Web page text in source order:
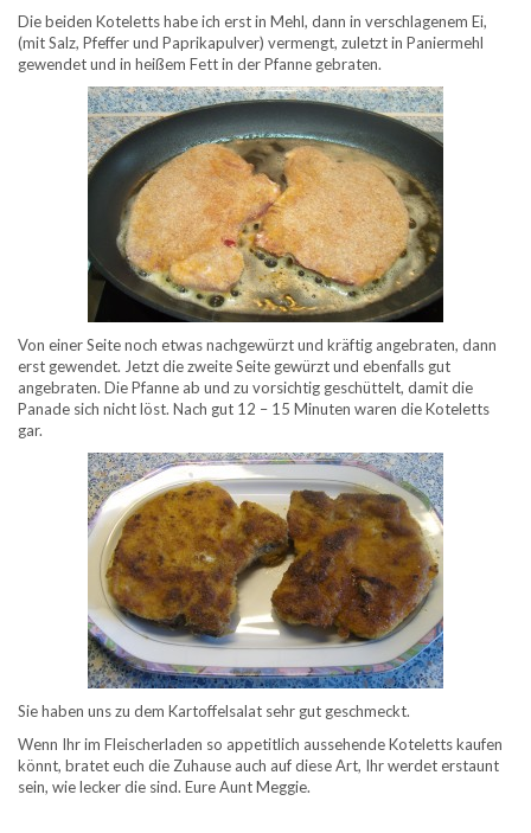
Die beiden Koteletts habe ich erst in Mehl, dann in verschlagenem Ei,
(mit Salz, Pfeffer und Paprikapulver) vermengt, zuletzt in Paniermehl
gewendet und in heißem Fett in der Pfanne gebraten.
Von einer Seite noch etwas nachgewürzt und kräftig angebraten, dann
erst gewendet. Jetzt die zweite Seite gewürzt und ebenfalls gut
angebraten. Die Pfanne ab und zu vorsichtig geschüttelt, damit die
Panade sich nicht löst. Nach gut 12 – 15 Minuten waren die Koteletts
gar.
Sie haben uns zu dem Kartoffelsalat sehr gut geschmeckt.
Wenn Ihr im Fleischerladen so appetitlich aussehende Koteletts kaufen
könnt, bratet euch die Zuhause auch auf diese Art, Ihr werdet erstaunt
sein, wie lecker die sind. Eure Aunt Meggie.